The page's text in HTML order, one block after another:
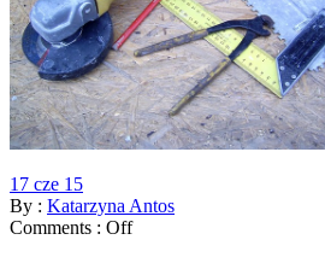
17 cze 15
By : Katarzyna Antos
Comments : Off